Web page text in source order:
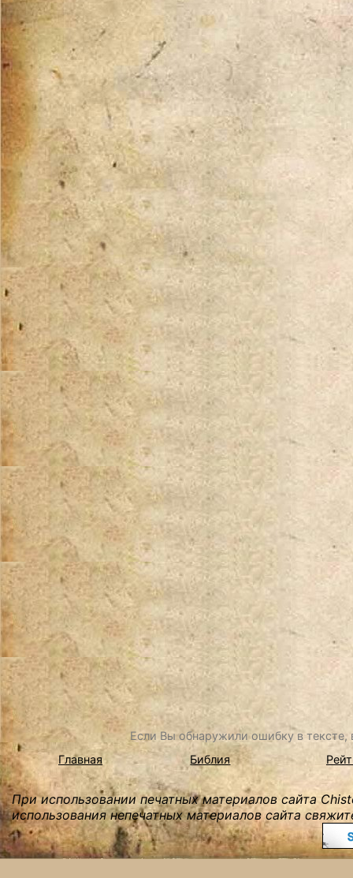
Если Вы обнаружили ошибку в
Главная
Библия
При использовании печатных материалов сайта
использования непечатных материалов сайта